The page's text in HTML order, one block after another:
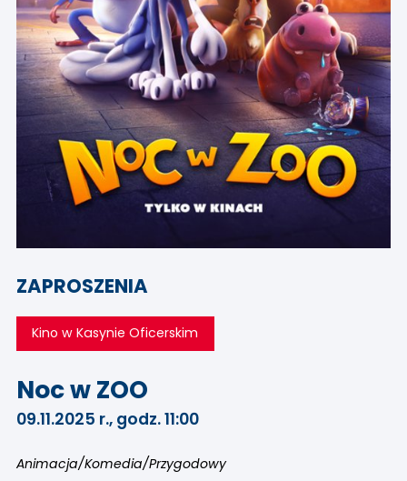
ZAPROSZENIA
Kino w Kasynie Oficerskim
Noc w ZOO
09.11.2025 r., godz. 11:00
Animacja/Komedia/Przygodowy